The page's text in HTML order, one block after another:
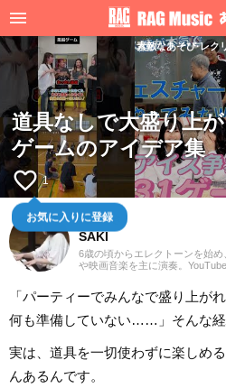
素敵なあそび·レク
道具なしで大盛り上
ゲームのアイデア集
favorite_border 1
お気に入りに登録
鍵盤弾き
SAKI
6歳の頃からエレクトーンを始
や映画音楽を主に演奏。
時代にはシンセサイザーやピア
出演。ライターとしては、音楽
ルの記事に触れてきたので、こ
みたい！」「聴いてみたい！」
「パーティーでみんなで盛り上が
何も準備していない……」そんな経
実は、道具を一切使わずに楽しめ
んあるんです。